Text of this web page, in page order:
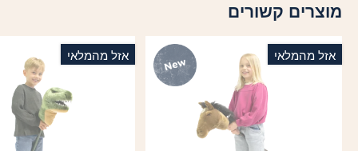
מוצרים קשורים
אזל מהמלאי אזל מהמלאי